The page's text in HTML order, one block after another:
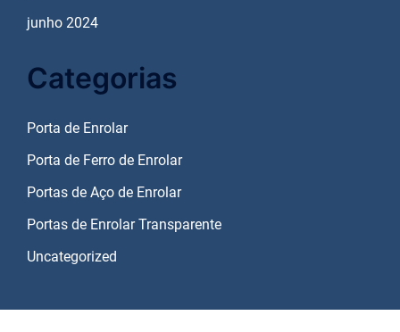
junho 2024
Categorias
Porta de Enrolar
Porta de Ferro de Enrolar
Portas de Aço de Enrolar
Portas de Enrolar Transparente
Uncategorized